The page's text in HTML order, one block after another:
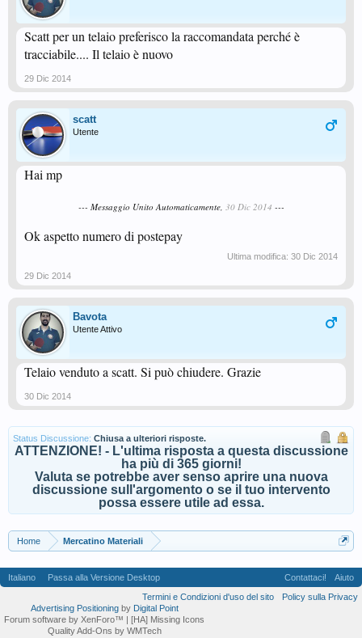
Scatt per un telaio preferisco la raccomandata perché è
tracciabile.... Il telaio è nuovo
29 Dic 2014
scatt
Utente
Hai mp
--- Messaggio Unito Automaticamente, 30 Dic 2014 ---
Ok aspetto numero di postepay
Ultima modifica: 30 Dic 2014
29 Dic 2014
Bavota
Utente Attivo
Telaio venduto a scatt. Si può chiudere. Grazie
30 Dic 2014
Status Discussione: Chiusa a ulteriori risposte.
ATTENZIONE! - L'ultima risposta a questa discussione
ha più di 365 giorni!
Valuta se potrebbe aver senso aprire una nuova
discussione sull'argomento o se il tuo intervento
possa essere utile ad essa.
Home Mercatino Materiali
Italiano Passa alla Versione Desktop Contattaci!
Aiuto
Termini e Condizioni d'uso del sito
Policy sulla Privacy
Advertising Positioningby Digital Point
Forum software by XenForo™
| [HA] Missing Icons
Quality Add-Ons by WMTech